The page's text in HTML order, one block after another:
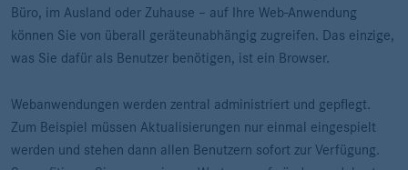
Büro, im Ausland oder Zuhause – auf Ihre Web-Anwendung
können Sie von überall geräteunabhängig zugreifen. Das einzige,
was Sie dafür als Benutzer benötigen, ist ein Browser.
Webanwendungen werden zentral administriert und gepflegt.
Zum Beispiel müssen Aktualisierungen nur einmal eingespielt
werden und stehen dann allen Benutzern sofort zur Verfügung.